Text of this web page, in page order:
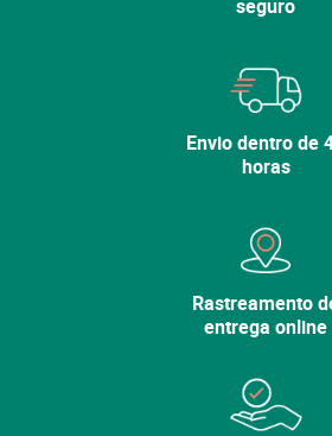
seguro
Envio dentro de
horas
Rastreamento
entrega online